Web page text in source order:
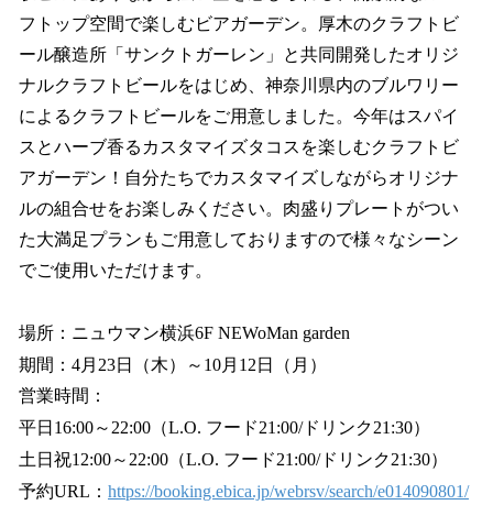
フトップ空間で楽しむビアガーデン。厚木のクラフトビ
ール醸造所「サンクトガーレン」と共同開発したオリジ
ナルクラフトビールをはじめ、神奈川県内のブルワリー
によるクラフトビールをご用意しました。今年はスパイ
スとハーブ香るカスタマイズタコスを楽しむクラフトビ
アガーデン！自分たちでカスタマイズしながらオリジナ
ルの組合せをお楽しみください。肉盛りプレートがつい
た大満足プランもご用意しておりますので様々なシーン
でご使用いただけます。
場所：ニュウマン横浜6F NEWoMan garden
期間：4月23日（木）～10月12日（月）
営業時間：
平日16:00～22:00（L.O. フード21:00/ドリンク21:30）
土日祝12:00～22:00（L.O. フード21:00/ドリンク21:30）
予約URL： https://booking.ebica.jp/webrsv/search/e014090801/